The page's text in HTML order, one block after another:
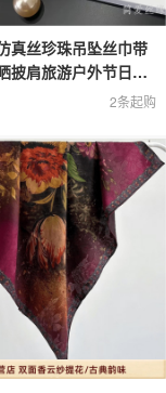
真丝珍珠吊坠丝巾带
披肩旅游户外节日礼
2条起购